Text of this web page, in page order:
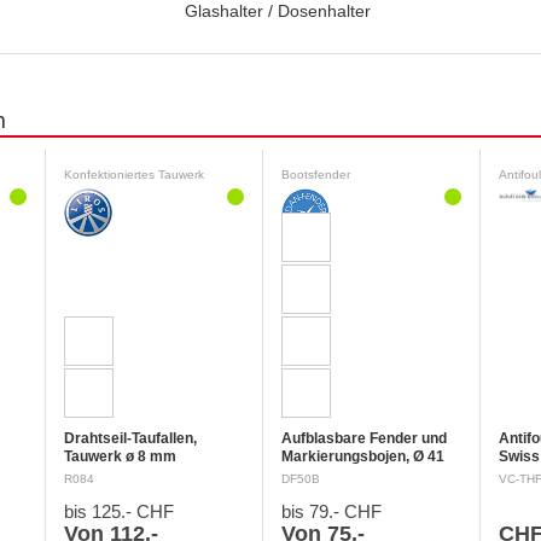
Glashalter / Dosenhalter
Konfektioniertes Tauwerk
Drahtseil-Taufallen,
Tauwerk ø 8 mm
Fertiggestellte Drahtseil-
extraweichem Drahtseil 7 x
19 rostfrei , das mit einer
R084
bis 125.- CHF
Von 112.-
Bootsfender
Aufblasbare Fender und
Markierungsbojen, Ø 41
cm Mit verstärktem
Metallventil.
Qualitätsfabrikation: Ende
DF50B
bis 79.- CHF
Von 75.-
Swiss
VC-